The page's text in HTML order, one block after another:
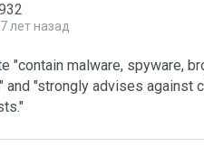
лет назад
"contain malware, spyware,
and "strongly advises